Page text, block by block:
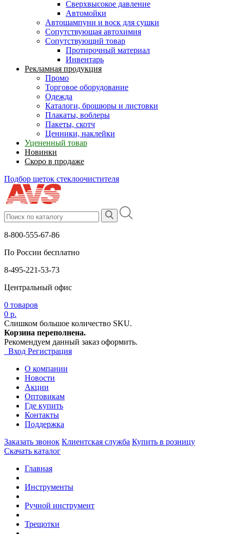
Сверхвысокое давление
Автомойки
Автошампуни и воск для сушки
Сопутствующая автохимия
Сопутствующий товар
Протирочный материал
Инвентарь
Рекламная продукция
Промо
Торговое оборудование
Одежда
Каталоги, брошюры и листовки
Плакаты, воблеры
Пакеты, скотч
Ценники, наклейки
Уцененный товар
Новинки
Скоро в продаже
Подбор щеток стеклоочистителя
8-800-555-67-86
По России бесплатно
8-495-221-53-73
Центральный офис
0 товаров
0 р.
Слишком большое количество SKU.
Корзина переполнена.
Рекомендуем данный заказ оформить.
Вход Регистрация
О компании
Новости
Акции
Оптовикам
Где купить
Контакты
Поддержка
Заказать звонок Клиентская служба Купить в розницу
Скачать каталог
Главная
Инструменты
Ручной инструмент
Трещотки